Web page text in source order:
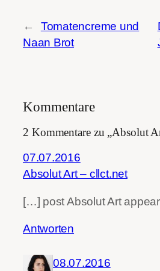
←
Tomatencreme und
Naan Brot
Kommentare
2 Kommentare zu „Absolut
07.07.2016
Absolut Art – cllct.net
[…] post Absolut Art
Antworten
08.07.2016